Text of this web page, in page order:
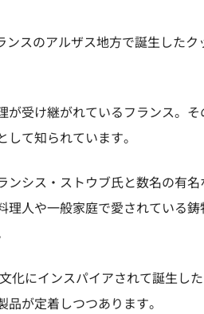
スのアルザス地方で誕生したク
が受け継がれているフランス。
て知られています。
ンシス・ストウブ氏と数名の有
理人や一般家庭で愛されている
化にインスパイアされて誕生し
が定着しつつあります。